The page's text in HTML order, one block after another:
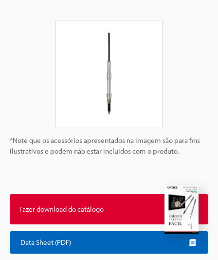
*Note que os acessórios apresentados na imagem são para fins
ilustrativos e podem não estar incluídos com o produto.
Fazer download do catálogo
Data Sheet (PDF)